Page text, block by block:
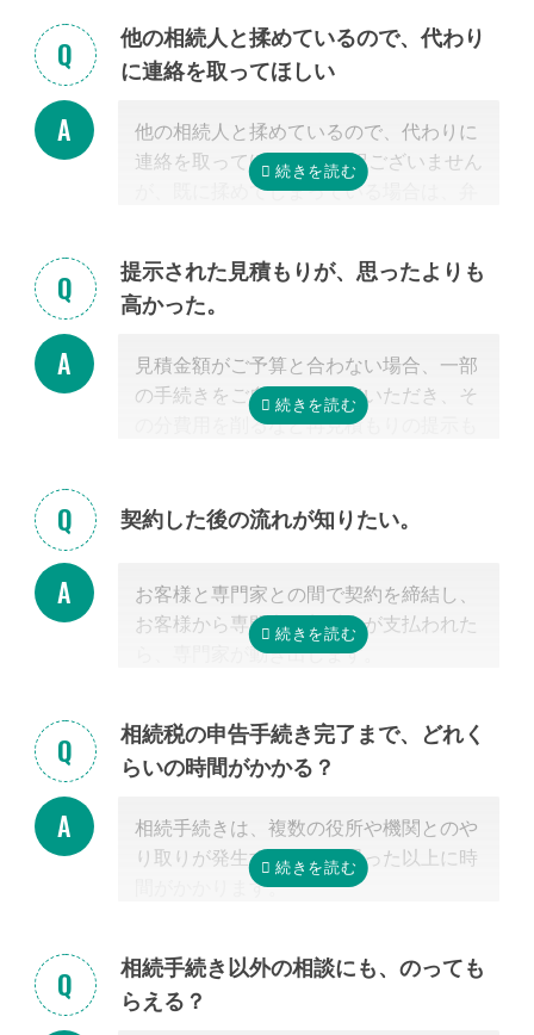
ています。
またご紹介した専門家については、面談
続手続きを明らかにすること、それに対
するお見積りを提示するところまでは無
料で行っています。
クしてほしい」といったご相談は、専門
家の能力を使った実務に当たるため、無
料面談の対象外です。詳しくは専門スタ
他の相続人と揉めているので、代わり
に連絡を取ってほしい
他の相続人と揉めているので、代わりに
連絡を取ってほしい 申し訳ございません
が、既に揉めてしまっている場合は、弁
に相談可能な弁護士が掲載されています
ので、お客様から弁護士事務所に直接ご
提示された見積もりが、思ったよりも
高かった。
見積金額がご予算と合わない場合、一部
の手続きをご自身で行っていただき、そ
の分費用を削るなど再見積もりの提示も
らい場合、弊社専門スタッフがお客様に
契約した後の流れが知りたい。
お客様と専門家との間で契約を締結し、
お客様から専門家に着手金が支払われた
ら、専門家が動き出します。
ル・郵便などを使って進捗状況などの連
絡を取り合う形になります。
ば大丈夫ですので、ご安心ください。
相続税の申告手続き完了まで、どれく
らいの時間がかかる？
相続手続きは、複数の役所や機関とのや
り取りが発生するため、思った以上に時
間がかかります。
り、専門家が効率よく進めたとしても一
般的には全部で約3-4カ月かかると言わ
相続手続き以外の相談にも、のっても
らえる？